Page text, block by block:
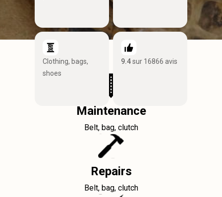
Clothing, bags,
shoes
9.4sur 16866 avis
Maintenance
Belt, bag, clutch
Repairs
Belt, bag, clutch